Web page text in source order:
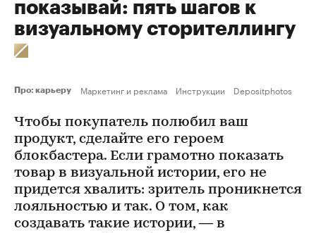
показывай: пять шагов к
визуальному сторителлингу
Про: карьеру Маркетинг и реклама Инструкции Depositphotos
Чтобы покупатель полюбил ваш
продукт, сделайте его героем
блокбастера. Если грамотно показать
товар в визуальной истории, его не
придется хвалить: зритель проникнется
лояльностью и так. О том, как
создавать такие истории, — в